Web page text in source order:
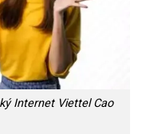
Internet Viettel Cao